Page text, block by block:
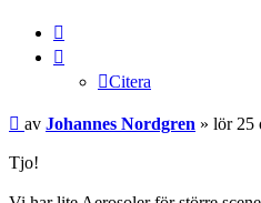
Citera
Inlägg
av Johannes Nordgren » lör 25
Tjo!